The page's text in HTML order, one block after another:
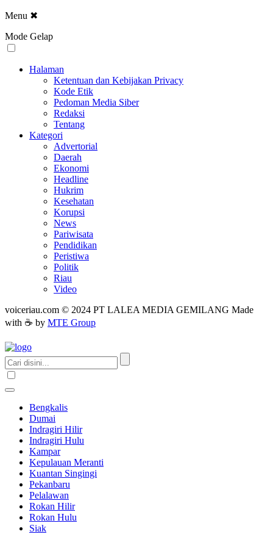
Menu ✖
Mode Gelap
Halaman
Ketentuan dan Kebijakan Privacy
Kode Etik
Pedoman Media Siber
Redaksi
Tentang
Kategori
Advertorial
Daerah
Ekonomi
Headline
Hukrim
Kesehatan
Korupsi
News
Pariwisata
Pendidikan
Peristiwa
Politik
Riau
Video
voiceriau.com © 2024 PT LALEA MEDIA GEMILANG Made
with ☕ by MTE Group
Bengkalis
Dumai
Indragiri Hilir
Indragiri Hulu
Kampar
Kepulauan Meranti
Kuantan Singingi
Pekanbaru
Pelalawan
Rokan Hilir
Rokan Hulu
Siak